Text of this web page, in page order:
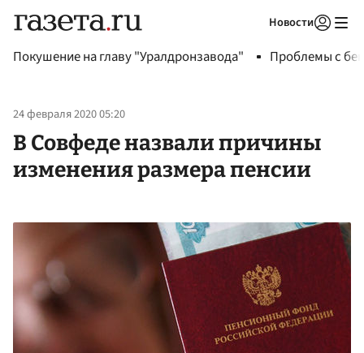
Новости
Покушение на главу "Уралдронзавода" Проблемы с
24 февраля 2020 05:20
В Совфеде назвали причины
изменения размера пенсии